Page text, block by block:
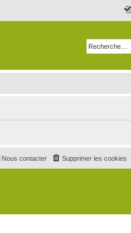
Supprimer les cookies
Nous contacter